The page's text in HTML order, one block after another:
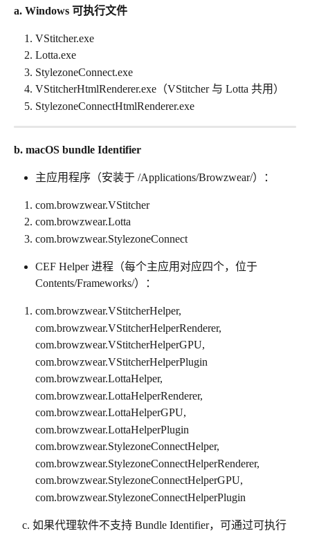
a. Windows 可执行文件
VStitcher.exe
Lotta.exe
StylezoneConnect.exe
VStitcherHtmlRenderer.exe（VStitcher 与 Lotta 共用）
StylezoneConnectHtmlRenderer.exe
b. macOS bundle Identifier
主应用程序（安装于 /Applications/Browzwear/）：
com.browzwear.VStitcher
com.browzwear.Lotta
com.browzwear.StylezoneConnect
CEF Helper 进程（每个主应用对应四个，位于
Contents/Frameworks/）：
com.browzwear.VStitcherHelper,
com.browzwear.VStitcherHelperRenderer,
com.browzwear.VStitcherHelperGPU,
com.browzwear.VStitcherHelperPlugin
com.browzwear.LottaHelper,
com.browzwear.LottaHelperRenderer,
com.browzwear.LottaHelperGPU,
com.browzwear.LottaHelperPlugin
com.browzwear.StylezoneConnectHelper,
com.browzwear.StylezoneConnectHelperRenderer,
com.browzwear.StylezoneConnectHelperGPU,
com.browzwear.StylezoneConnectHelperPlugin